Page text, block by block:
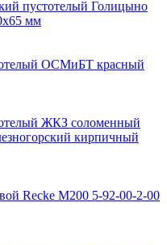
пустотелый Голицыно
мм
ОСМиБТ красный
ЖКЗ соломенный
кирпичный
Recke М200 5-92-00-2-00